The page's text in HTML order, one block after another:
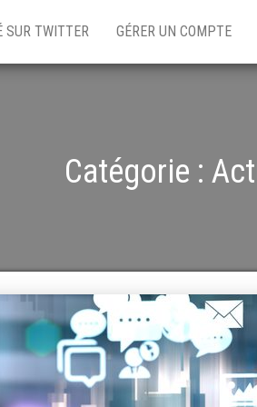
SUR TWITTER GÉRER UN COMPTE
Catégorie :